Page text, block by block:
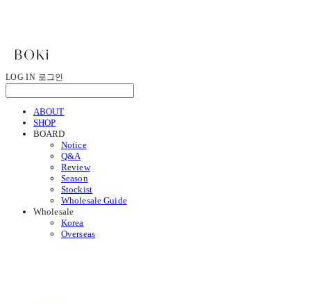
LOG IN 로그인
ABOUT
SHOP
BOARD
Notice
Q&A
Review
Season
Stockist
Wholesale Guide
Wholesale
Korea
Overseas